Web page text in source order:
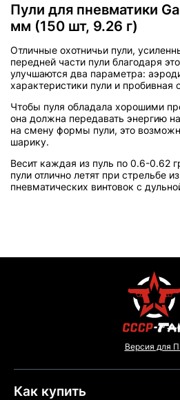
Пули для пневматики
мм (150 шт, 9.26 г)
Отличные охотничьи пули,
передней части пули благодаря
улучшаются два параметра:
характеристики пули и пробивная
Чтобы пуля обладала хорошими
она должна передавать энергию
на смену формы пули, это
шарику.
Весит каждая из пуль по 0.6-0.62
пули отлично летят при стрельбе
пневматических винтовок с
Версия для
Как купить